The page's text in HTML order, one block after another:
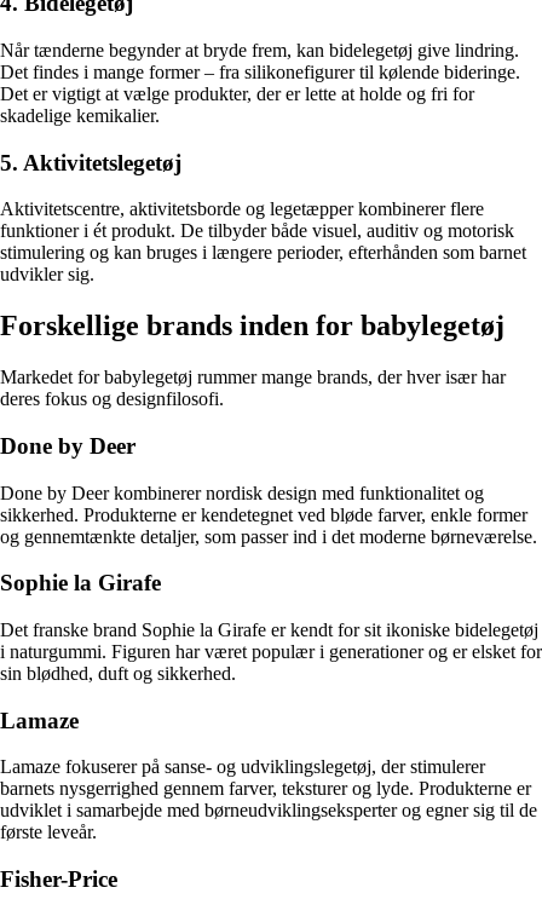
Når tænderne begynder at bryde frem, kan bidelegetøj give lindring.
Det findes i mange former – fra silikonefigurer til kølende bideringe.
Det er vigtigt at vælge produkter, der er lette at holde og fri for
skadelige kemikalier.
5. Aktivitetslegetøj
Aktivitetscentre, aktivitetsborde og legetæpper kombinerer flere
funktioner i ét produkt. De tilbyder både visuel, auditiv og motorisk
stimulering og kan bruges i længere perioder, efterhånden som barnet
udvikler sig.
Forskellige brands inden for babylegetøj
Markedet for babylegetøj rummer mange brands, der hver især har
deres fokus og designfilosofi.
Done by Deer
Done by Deer kombinerer nordisk design med funktionalitet og
sikkerhed. Produkterne er kendetegnet ved bløde farver, enkle former
og gennemtænkte detaljer, som passer ind i det moderne børneværelse.
Sophie la Girafe
Det franske brand Sophie la Girafe er kendt for sit ikoniske bidelegetøj
i naturgummi. Figuren har været populær i generationer og er elsket for
sin blødhed, duft og sikkerhed.
Lamaze
Lamaze fokuserer på sanse- og udviklingslegetøj, der stimulerer
barnets nysgerrighed gennem farver, teksturer og lyde. Produkterne er
udviklet i samarbejde med børneudviklingseksperter og egner sig til de
første leveår.
Fisher-Price